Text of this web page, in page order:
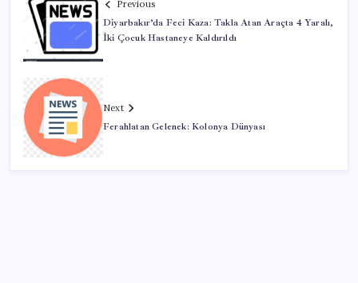
Previous
Diyarbakır’da Feci Kaza: Takla Atan Araçta 4 Yaralı,
İki Çocuk Hastaneye Kaldırıldı
Next
Ferahlatan Gelenek: Kolonya Dünyası